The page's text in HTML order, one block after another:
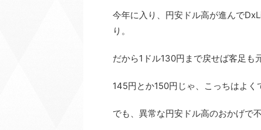
今年に入り、円安ドル高が進んで
り。
だから1ドル130円まで戻せば客足も
145円とか150円じゃ、こっちはよ
でも、異常な円安ドル高のおかげで